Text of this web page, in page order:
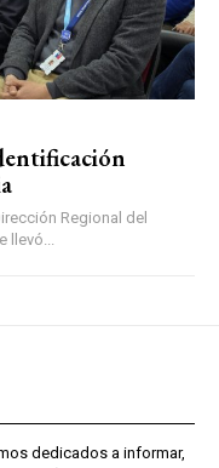
Regional del
dedicados a informar,